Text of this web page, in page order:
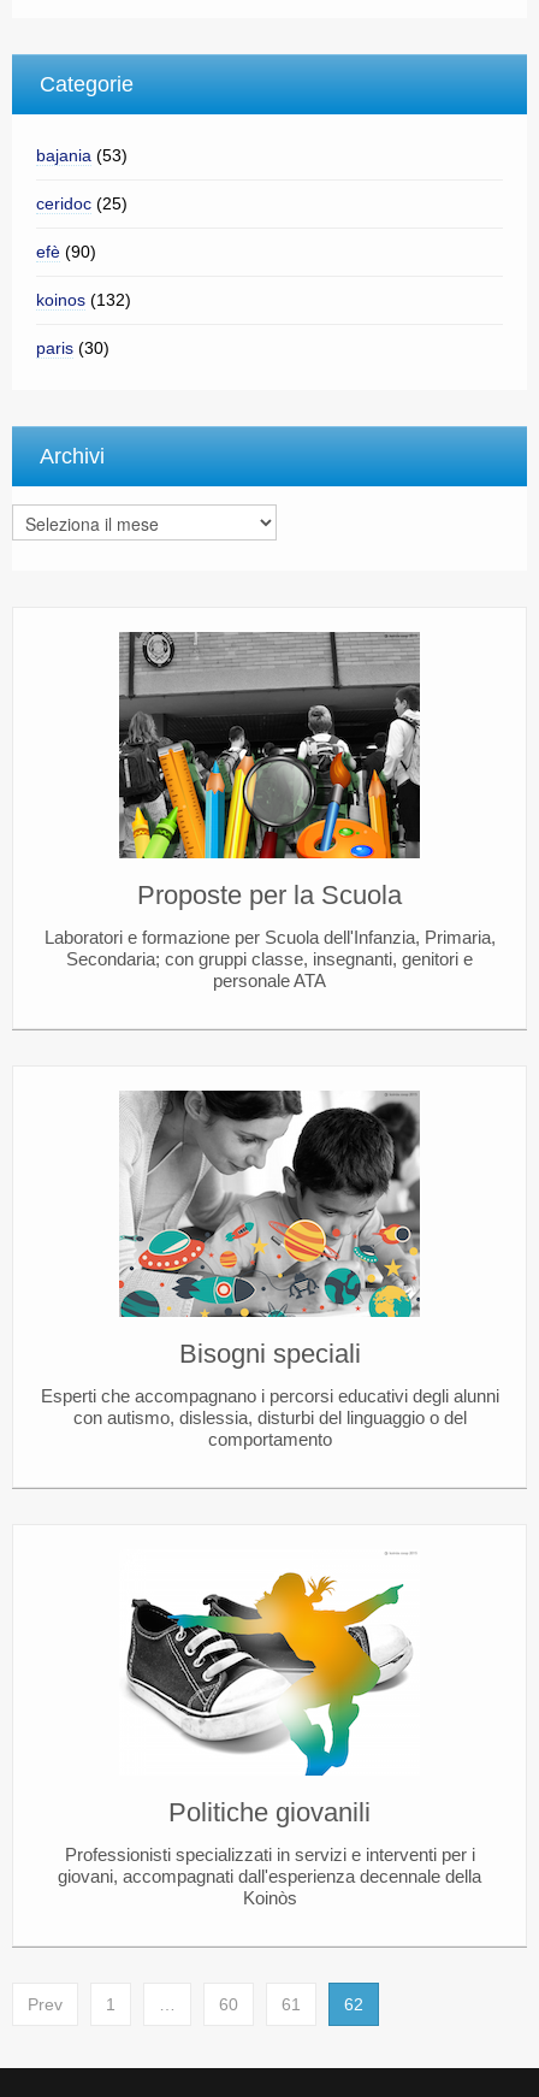
Categorie
bajania (53)
ceridoc (25)
efè (90)
koinos (132)
paris (30)
Archivi
Archivi
Proposte per la Scuola
Laboratori e formazione per Scuola dell'Infanzia, Primaria,
Secondaria; con gruppi classe, insegnanti, genitori e
personale ATA
Bisogni speciali
Esperti che accompagnano i percorsi educativi degli alunni
con autismo, dislessia, disturbi del linguaggio o del
comportamento
Politiche giovanili
Professionisti specializzati in servizi e interventi per i
giovani, accompagnati dall'esperienza decennale della
Koinòs
Prev 1 60 61 62